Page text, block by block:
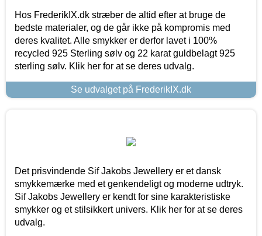
Hos FrederikIX.dk stræber de altid efter at bruge de
bedste materialer, og de går ikke på kompromis med
deres kvalitet. Alle smykker er derfor lavet i 100%
recycled 925 Sterling sølv og 22 karat guldbelagt 925
sterling sølv. Klik her for at se deres udvalg.
Se udvalget på FrederikIX.dk
Det prisvindende Sif Jakobs Jewellery er et dansk
smykkemærke med et genkendeligt og moderne udtryk.
Sif Jakobs Jewellery er kendt for sine karakteristiske
smykker og et stilsikkert univers. Klik her for at se deres
udvalg.